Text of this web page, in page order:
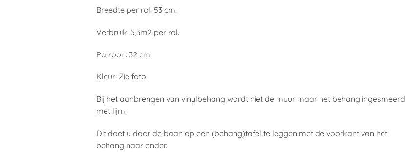
Breedte per rol: 53 cm.
Verbruik: 5,3m2 per rol.
Patroon: 32 cm
Kleur: Zie foto
Bij het aanbrengen van vinylbehang wordt niet de muur maar het behang ingesmeerd
met lijm.
Dit doet u door de baan op een (behang)tafel te leggen met de voorkant van het
behang naar onder.